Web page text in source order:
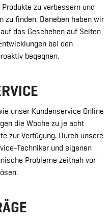
zu verbessern und
zu finden. Daneben haben wir
das Geschehen auf Seiten
bei den
begegnen.
unser Kundenservice Online
die Woche zu je acht
zur Verfügung. Durch unsere
Techniker und eigenen
Probleme zeitnah vor